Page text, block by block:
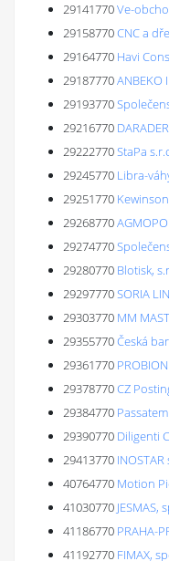
29141770Ve-
29158770CNC a
29164770 Havi
29187770ANBEKO
29193770
29216770
29222770StaPa
29245770 Libra-
29251770
29268770
29274770
29280770 Blotisk,
29297770SORIA
29303770 MM
29355770Česká
29361770
29378770CZ
29384770
29390770 Diligenti
29413770 INOSTAR
40764770 Motion
41030770 JESMAS,
41186770 PRAHA-
41192770 FIMAX,